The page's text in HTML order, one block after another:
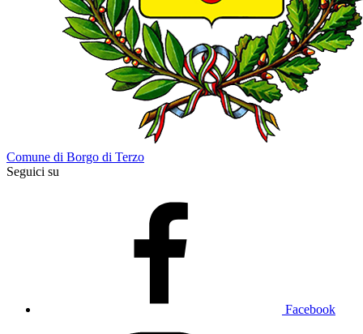
Comune di Borgo di Terzo
Seguici su
Facebook